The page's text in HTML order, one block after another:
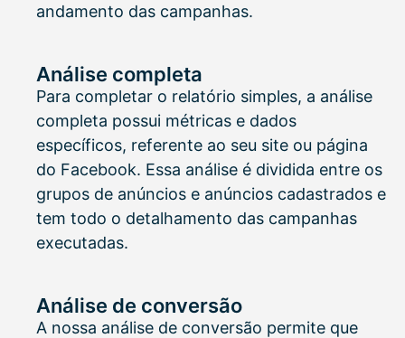
andamento das campanhas.
Análise completa
Para completar o relatório simples, a análise
completa possui métricas e dados
específicos, referente ao seu site ou página
do Facebook. Essa análise é dividida entre os
grupos de anúncios e anúncios cadastrados e
tem todo o detalhamento das campanhas
executadas.
Análise de conversão
A nossa análise de conversão permite que